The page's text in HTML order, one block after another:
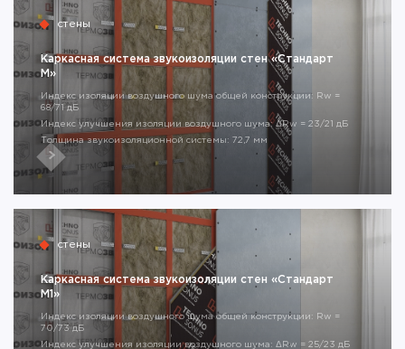
стены
Каркасная система звукоизоляции стен «Стандарт
М»
Индекс изоляции воздушного шума общей конструкции: Rw =
68/71 дБ
Индекс улучшения изоляции воздушного шума: ΔRw = 23/21 дБ
Толщина звукоизоляционной системы: 72,7 мм
стены
Каркасная система звукоизоляции стен «Стандарт
М1»
Индекс изоляции воздушного шума общей конструкции: Rw =
70/73 дБ
Индекс улучшения изоляции воздушного шума: ΔRw = 25/23 дБ